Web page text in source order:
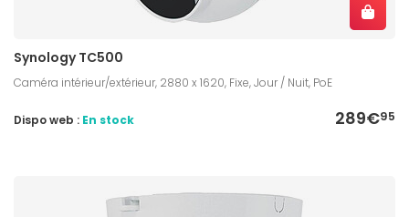
Synology TC500
Caméra intérieur/extérieur, 2880 x 1620, Fixe, Jour / Nuit, PoE
289€95
Dispo web : En stock